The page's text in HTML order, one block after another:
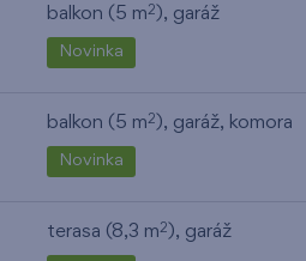
balkon (5 m2 ), garáž
Novinka
balkon (5 m2 ), garáž, komora
Novinka
terasa (8,3 m2 ), garáž